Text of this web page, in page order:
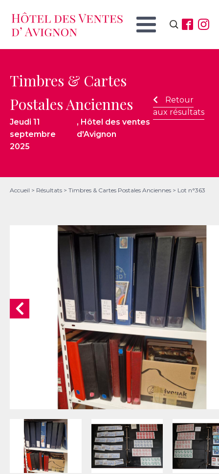
Rechercher :
Timbres & Cartes
Postales Anciennes
Jeudi 11
septembre
2025
, Hôtel des ventes
d'Avignon
Retour
aux résultats
Accueil > Résultats > Timbres & Cartes Postales Anciennes > Lot n°363